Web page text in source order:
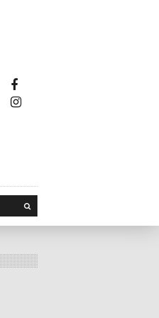
Facebook2
Instagram